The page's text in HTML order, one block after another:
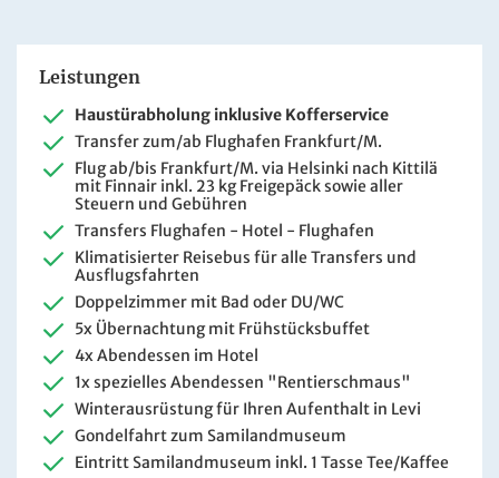
Leistungen
Haustürabholung inklusive Kofferservice
Transfer zum/ab Flughafen Frankfurt/M.
Flug ab/bis Frankfurt/M. via Helsinki nach Kittilä
mit Finnair inkl. 23 kg Freigepäck sowie aller
Steuern und Gebühren
Transfers Flughafen - Hotel - Flughafen
Klimatisierter Reisebus für alle Transfers und
Ausflugsfahrten
Doppelzimmer mit Bad oder DU/WC
5x Übernachtung mit Frühstücksbuffet
4x Abendessen im Hotel
1x spezielles Abendessen "Rentierschmaus"
Winterausrüstung für Ihren Aufenthalt in Levi
Gondelfahrt zum Samilandmuseum
Eintritt Samilandmuseum inkl. 1 Tasse Tee/Kaffee